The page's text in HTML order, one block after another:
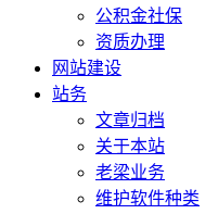
公积金社保
资质办理
网站建设
站务
文章归档
关于本站
老梁业务
维护软件种类